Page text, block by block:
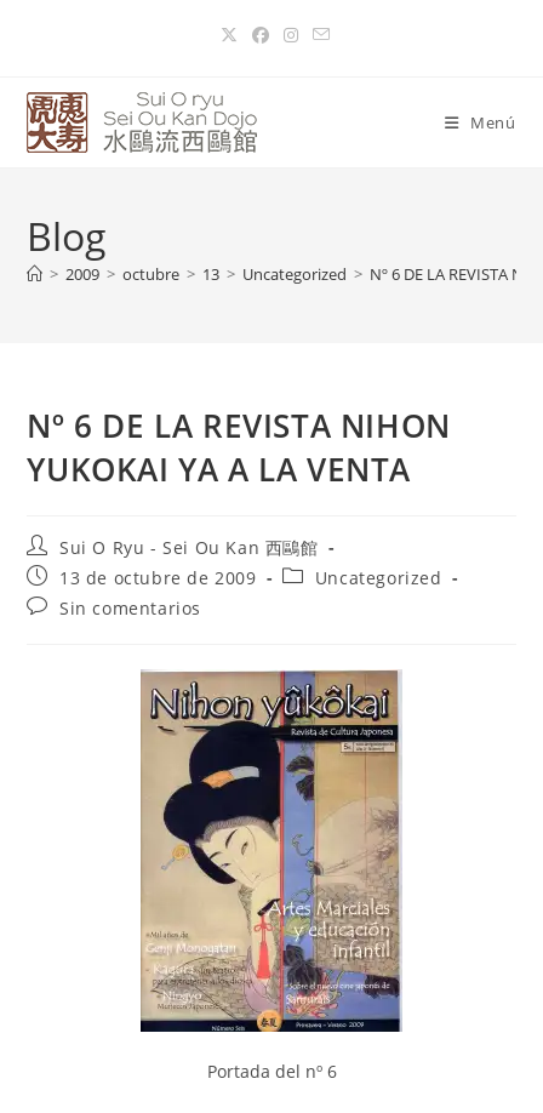
Menú
Blog
> 2009 > octubre > 13 > Uncategorized > Nº 6 DE LA REVISTA
Nº 6 DE LA REVISTA NIHON
YUKOKAI YA A LA VENTA
Sui O Ryu - Sei Ou Kan 西鷗館
13 de octubre de 2009
Uncategorized
Sin comentarios
Portada del nº 6